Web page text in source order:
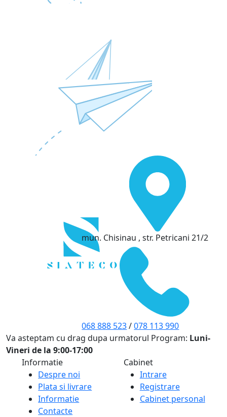
mun. Chisinau , str. Petricani 21/2
068 888 523/078 113 990
Va asteptam cu drag dupa urmatorul Program: Luni-
Vineri de la 9:00-17:00
Informatie
Despre noi
Plata si livrare
Informatie
Contacte
Cabinet
Intrare
Registrare
Cabinet personal